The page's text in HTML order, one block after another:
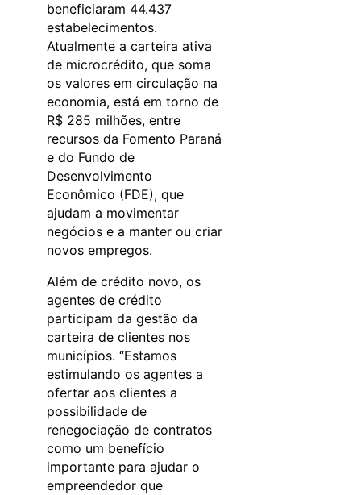
beneficiaram 44.437
estabelecimentos.
Atualmente a carteira ativa
de microcrédito, que soma
os valores em circulação na
economia, está em torno de
R$ 285 milhões, entre
recursos da Fomento Paraná
e do Fundo de
Desenvolvimento
Econômico (FDE), que
ajudam a movimentar
negócios e a manter ou criar
novos empregos.
Além de crédito novo, os
agentes de crédito
participam da gestão da
carteira de clientes nos
municípios. “Estamos
estimulando os agentes a
ofertar aos clientes a
possibilidade de
renegociação de contratos
como um benefício
importante para ajudar o
empreendedor que